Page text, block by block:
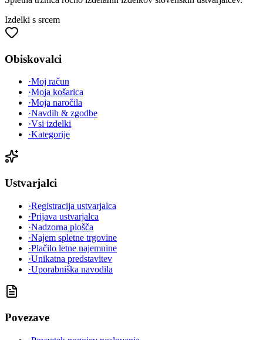
Izdelki s srcem
Obiskovalci
·Moj račun
·Moja košarica
·Moja naročila
·Navdih & zgodbe
·Vsi izdelki
·Kategorije
Ustvarjalci
·Registracija ustvarjalca
·Prijava ustvarjalca
·Nadzorna plošča
·Najem spletne trgovine
·Plačilo letne najemnine
·Unikatna predstavitev
·Uporabniška navodila
Povezave